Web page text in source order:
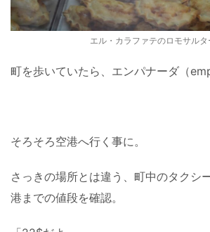
エル・カラファテのロモサルタ
町を歩いていたら、エンパナーダ（
そろそろ空港へ行く事に。
さっきの場所とは違う、町中のタクシ
港までの値段を確認。